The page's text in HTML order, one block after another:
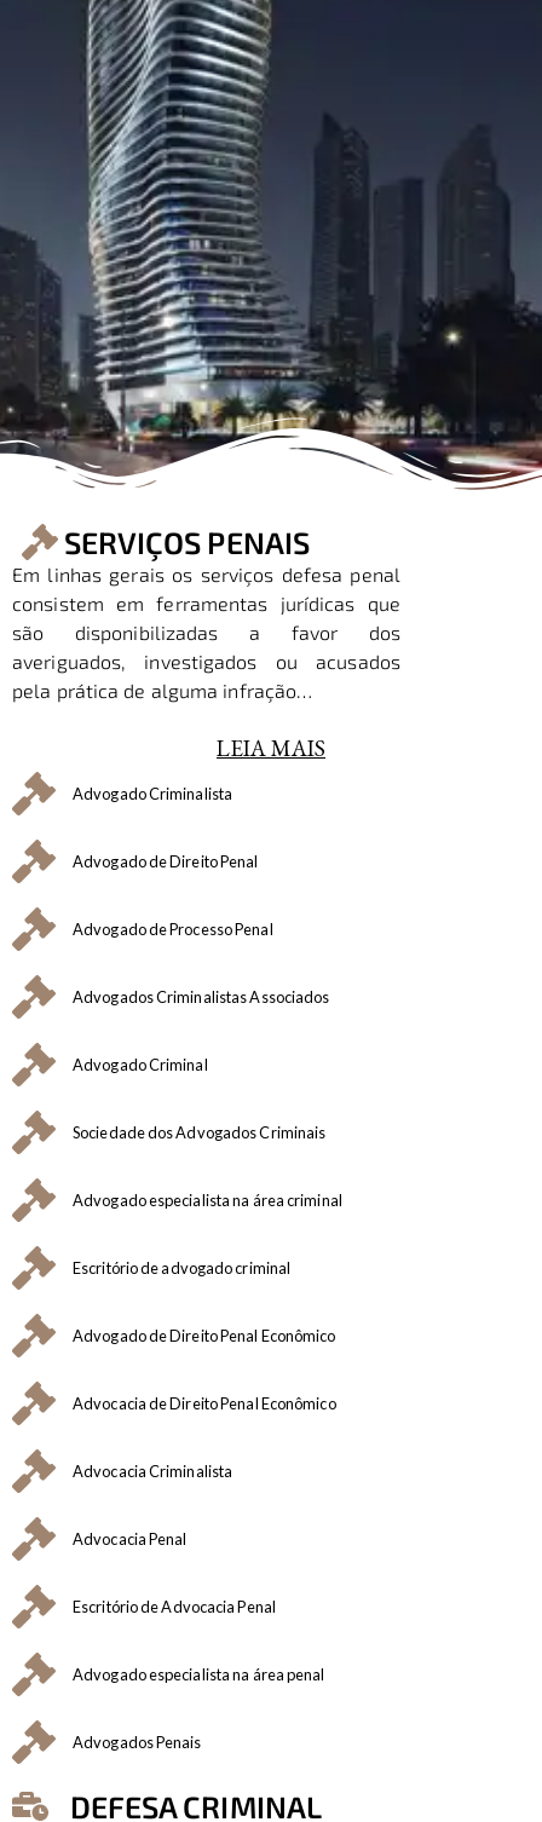
SERVIÇOS PENAIS
Em linhas gerais os serviços defesa penal
consistem em ferramentas jurídicas que
são disponibilizadas a favor dos
averiguados, investigados ou acusados
pela prática de alguma infração…
LEIA MAIS
Advogado Criminalista
Advogado de Direito Penal
Advogado de Processo Penal
Advogados Criminalistas Associados
Advogado Criminal
Sociedade dos Advogados Criminais
Advogado especialista na área criminal
Escritório de advogado criminal
Advogado de Direito Penal Econômico
Advocacia de Direito Penal Econômico
Advocacia Criminalista
Advocacia Penal
Escritório de Advocacia Penal
Advogado especialista na área penal
Advogados Penais
DEFESA CRIMINAL